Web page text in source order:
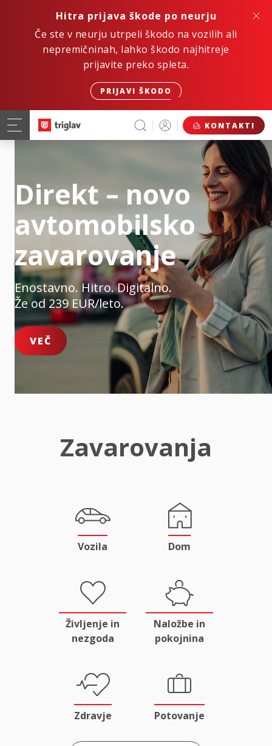
Hitra prijava škode po neurju
Če ste v neurju utrpeli škodo na vozilih ali
nepremičninah, lahko škodo najhitreje
prijavite preko spleta.
PRIJAVI ŠKODO
KONTAKTI
Direkt – novo
avtomobilsko
zavarovanje
Enostavno. Hitro. Digitalno.
Že od 239 EUR/leto.
VEČ
Zavarovanja
Vozila Dom
Življenje in
nezgoda
Naložbe in
pokojnina
Zdravje Potovanje